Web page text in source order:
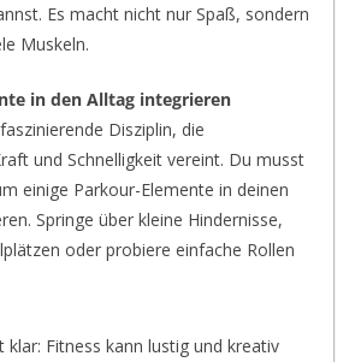
Es macht nicht nur Spaß, sondern
Muskeln.
in den Alltag integrieren
Disziplin, die
und Schnelligkeit vereint. Du musst
einige Parkour-Elemente in deinen
Springe über kleine Hindernisse,
oder probiere einfache Rollen
Fitness kann lustig und kreativ